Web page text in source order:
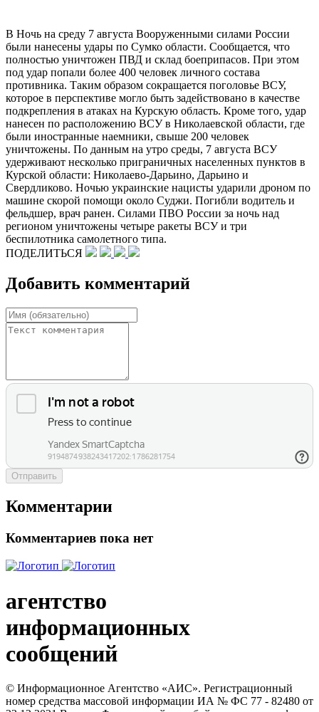
В Ночь на среду 7 августа Вооруженными силами России
были нанесены удары по Сумко области. Сообщается, что
полностью уничтожен ПВД и склад боеприпасов. При этом
под удар попали более 400 человек личного состава
противника. Таким образом сокращается поголовье ВСУ,
которое в перспективе могло быть задействовано в качестве
подкрепления в атаках на Курскую область. Кроме того, удар
нанесен по расположению ВСУ в Николаевской области, где
были иностранные наемники, свыше 200 человек
уничтожены. По данным на утро среды, 7 августа ВСУ
удерживают несколько приграничных населенных пунктов в
Курской области: Николаево-Дарьино, Дарьино и
Свердликово. Ночью украинские нацисты ударили дроном по
машине скорой помощи около Суджи. Погибли водитель и
фельдшер, врач ранен. Силами ПВО России за ночь над
регионом уничтожены четыре ракеты ВСУ и три
беспилотника самолетного типа.
ПОДЕЛИТЬСЯ
Добавить комментарий
Отправить
Комментарии
Комментариев пока нет
агентство
информационных
сообщений
© Информационное Агентство «АИС». Регистрационный
номер средства массовой информации ИА № ФС 77 - 82480 от